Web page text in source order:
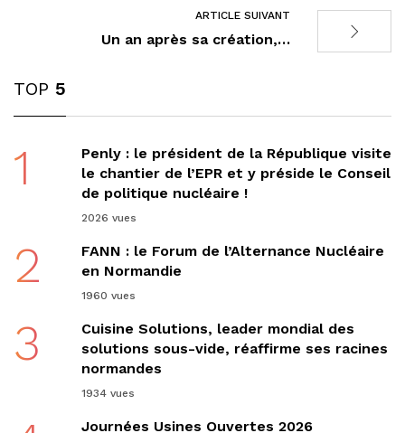
ARTICLE SUIVANT
Un an après sa création,…
TOP 5
1
Penly : le président de la République visite
le chantier de l’EPR et y préside le Conseil
de politique nucléaire !
2026 vues
2
FANN : le Forum de l’Alternance Nucléaire
en Normandie
1960 vues
3
Cuisine Solutions, leader mondial des
solutions sous-vide, réaffirme ses racines
normandes
1934 vues
Journées Usines Ouvertes 2026